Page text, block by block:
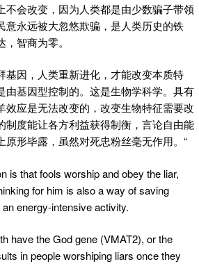
不会改变，因为人类都是由少数骗子带领
意永远被大忽悠欺骗，是人类历史的铁
，智商为零。
基因，人类重新进化，才能改变本质特
由基因型控制的。这是生物学科学。具有
效应是无法改变的，改变生物特征需要改
制度能让各方利益获得制衡，言论自由能
原形毕露，虽然对死忠粉丝毫无作用。“
is that fools worship and obey the liar,
for him is also a way of saving
energy-intensive activity.
have the God gene (VMAT2), or the
in people worshiping liars once they